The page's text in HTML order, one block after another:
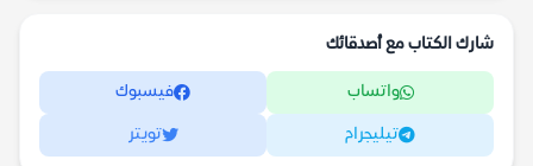
شارك الكتاب مع أصدقائك
واتساب فيسبوك
تيليجرام تويتر